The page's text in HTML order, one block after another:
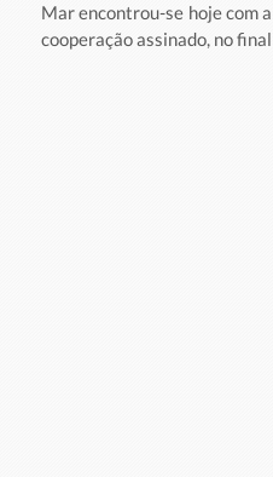
Mar encontrou-se hoje com
cooperação assinado, no